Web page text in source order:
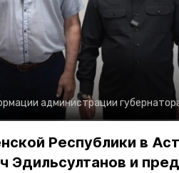
администрации
Республики в
Эдильсултанов и